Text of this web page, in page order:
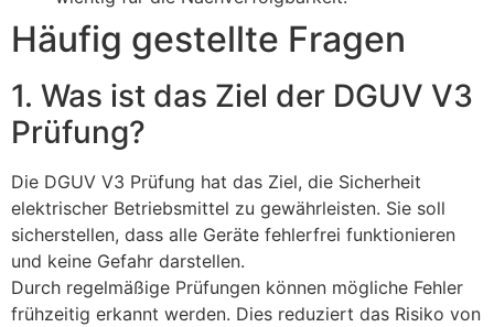
Häufig gestellte Fragen
1. Was ist das Ziel der DGUV V3
Prüfung?
Die DGUV V3 Prüfung hat das Ziel, die Sicherheit
elektrischer Betriebsmittel zu gewährleisten. Sie soll
sicherstellen, dass alle Geräte fehlerfrei funktionieren
und keine Gefahr darstellen.
Durch regelmäßige Prüfungen können mögliche Fehler
frühzeitig erkannt werden. Dies reduziert das Risiko von